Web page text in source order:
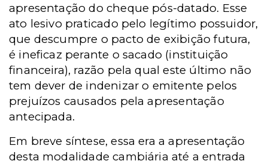
apresentação do cheque pós-datado. Esse
ato lesivo praticado pelo legítimo possuidor,
que descumpre o pacto de exibição futura,
é ineficaz perante o sacado (instituição
financeira), razão pela qual este último não
tem dever de indenizar o emitente pelos
prejuízos causados pela apresentação
antecipada.
Em breve síntese, essa era a apresentação
desta modalidade cambiária até a entrada